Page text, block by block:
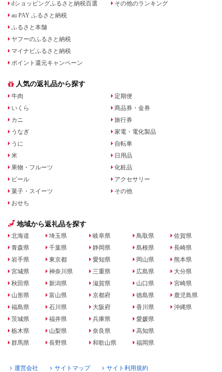
dショッピングふるさと納税百選
au PAY ふるさと納税
ふるさと本舗
ヤフーのふるさと納税
マイナビふるさと納税
ポイント還元キャンペーン
その他のランキング
人気の返礼品から探す
牛肉
いくら
カニ
うなぎ
うに
米
果物・フルーツ
ビール
菓子・スイーツ
おせち
定期便
商品券・金券
旅行券
家電・電化製品
自転車
日用品
化粧品
アクセサリー
その他
地域から返礼品を探す
北海道
青森県
岩手県
宮城県
秋田県
山形県
福島県
茨城県
栃木県
群馬県
埼玉県
千葉県
東京都
神奈川県
新潟県
富山県
石川県
福井県
山梨県
長野県
岐阜県
静岡県
愛知県
三重県
滋賀県
京都府
大阪府
兵庫県
奈良県
和歌山県
鳥取県
島根県
岡山県
広島県
山口県
徳島県
香川県
愛媛県
高知県
福岡県
佐賀県
長崎県
熊本県
大分県
宮崎県
鹿児島県
沖縄県
運営会社 サイトマップ サイト利用規約